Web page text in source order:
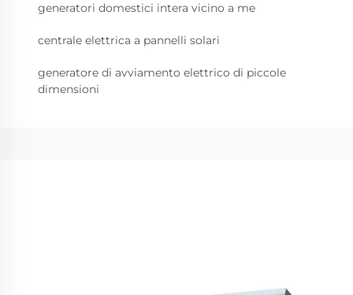
generatori domestici intera vicino a me
centrale elettrica a pannelli solari
generatore di avviamento elettrico di piccole
dimensioni